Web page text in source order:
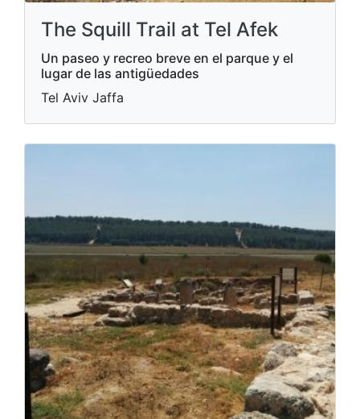
The Squill Trail at Tel Afek
Un paseo y recreo breve en el parque y el
lugar de las antigüedades
Tel Aviv Jaffa